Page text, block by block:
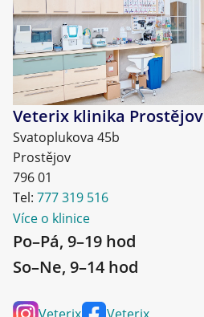
Veterix klinika Prostějov
Svatoplukova 45b
Prostějov
796 01
Tel: 777 319 516
Více o klinice
Po–Pá, 9–19 hod
So–Ne, 9–14 hod